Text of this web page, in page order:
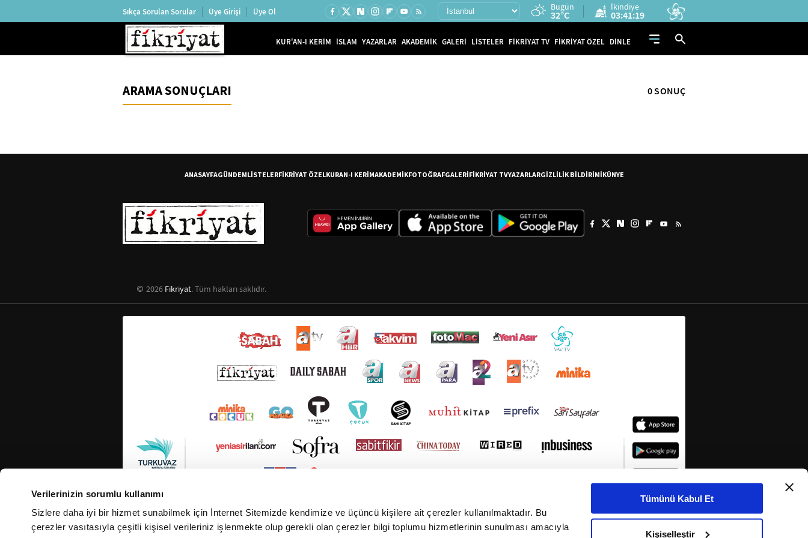
Verilerinizin sorumlu kullanımı
Sizlere daha iyi bir hizmet sunabilmek için İnternet Sitemizde kendimize ve üçüncü kişilere ait çerezler kullanılmaktadır. Bu
çerezler vasıtasıyla çeşitli kişisel verileriniz işlenmekte olup gerekli olan çerezler bilgi toplumu hizmetlerinin sunulması amacıyla
Tümünü Kabul Et
Kişiselleştir
Sıkça Sorulan Sorular Üye Girişi Üye Ol Bugün
32°C
İkindiye
03:41:19
KUR'AN-I KERİM İSLAM YAZARLAR AKADEMİK GALERİ LİSTELER FİKRİYAT TV FİKRİYAT ÖZEL DİNLE
ARAMA SONUÇLARI 0 SONUÇ
ANASAYFAGÜNDEMLİSTELERFİKRİYAT ÖZELKURAN-I KERİMAKADEMİKFOTOĞRAFGALERİFİKRİYAT TVYAZARLARGİZLİLİK BİLDİRİMİKÜNYE
2026 Fikriyat. Tüm hakları saklıdır.